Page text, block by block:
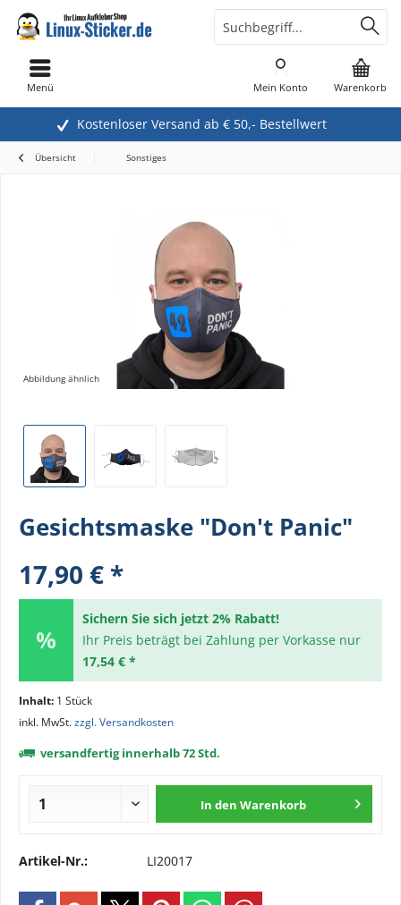
Kostenloser Versand ab € 50,- Bestellwert
Warenkorb
Mein Konto
Menü
Übersicht Sonstiges
Abbildung ähnlich
Gesichtsmaske "Don't Panic"
17,90 € *
Sichern Sie sich jetzt 2% Rabatt!
Ihr Preis beträgt bei Zahlung per Vorkasse nur
17,54 € *
Inhalt: 1 Stück
inkl. MwSt.zzgl. Versandkosten
versandfertig innerhalb 72 Std.
In den Warenkorb
Artikel-Nr.: LI20017